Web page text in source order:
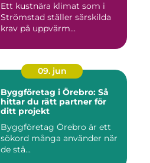
Ett kustnära klimat som i
Strömstad ställer särskilda
krav på uppvärm...
09. jun
Byggföretag i Örebro: Så
hittar du rätt partner för
ditt projekt
Byggföretag Örebro är ett
sökord många använder när
de stå...